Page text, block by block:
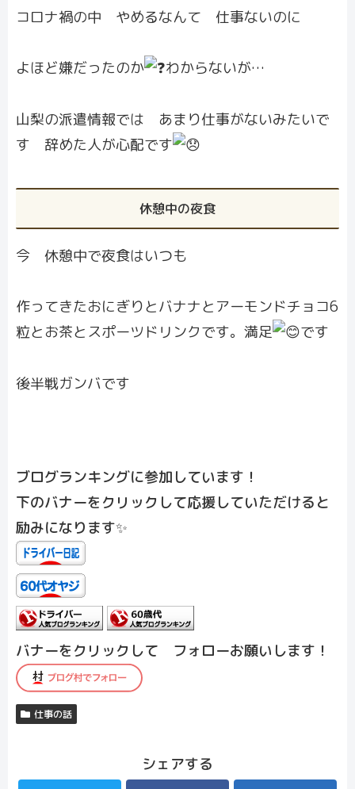
コロナ禍の中 やめるなんて 仕事ないのに
よほど嫌だったのか わからないが…
山梨の派遣情報では あまり仕事がないみたいで
す 辞めた人が心配です
休憩中の夜食
今 休憩中で夜食はいつも
作ってきたおにぎりとバナナとアーモンドチョコ6
粒とお茶とスポーツドリンクです。満足
です
後半戦ガンバです
ブログランキングに参加しています！
下のバナーをクリックして応援していただけると
励みになります✨
バナーをクリックして フォローお願いします！
仕事の話
シェアする